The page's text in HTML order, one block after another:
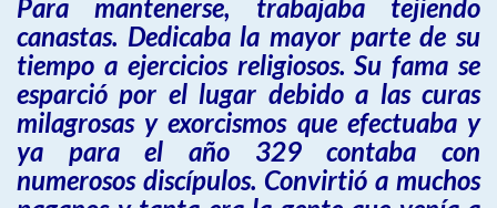
Para mantenerse, trabajaba tejiendo
canastas. Dedicaba la mayor parte de su
tiempo a ejercicios religiosos. Su fama se
esparció por el lugar debido a las curas
milagrosas y exorcismos que efectuaba y
ya para el año 329 contaba con
numerosos discípulos. Convirtió a muchos